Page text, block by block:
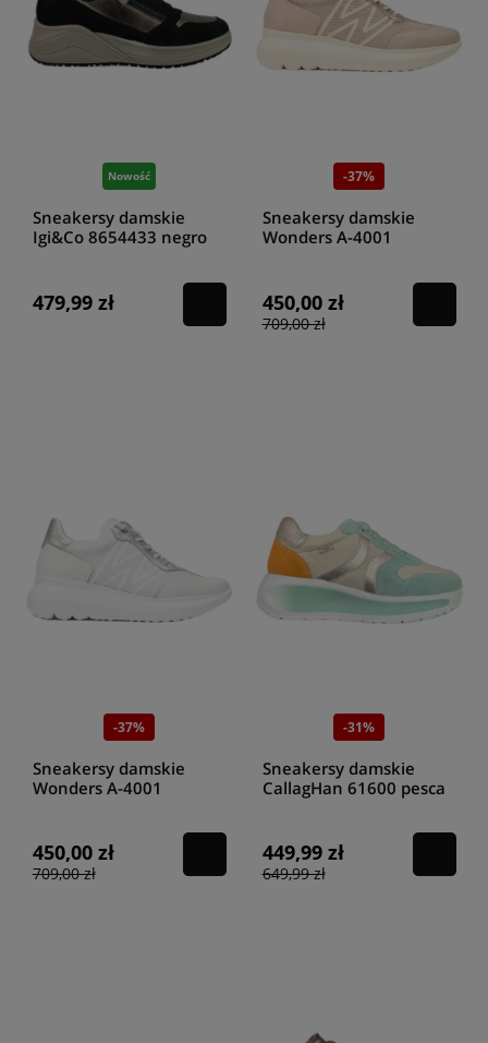
Nowość
Sneakersy damskie
Igi&Co 8654433 negro
479,99 zł
-37%
Sneakersy damskie
Wonders A-4001
450,00 zł
709,00 zł
-37%
Sneakersy damskie
Wonders A-4001
450,00 zł
709,00 zł
-31%
Sneakersy damskie
CallagHan 61600 pesca
449,99 zł
649,99 zł